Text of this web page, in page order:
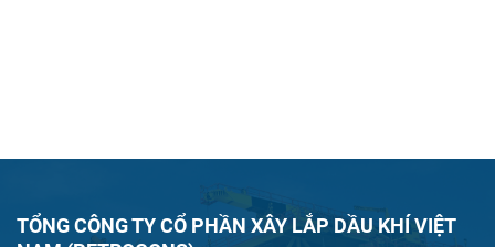
TỔNG CÔNG TY CỔ PHẦN XÂY LẮP DẦU KHÍ VIỆT